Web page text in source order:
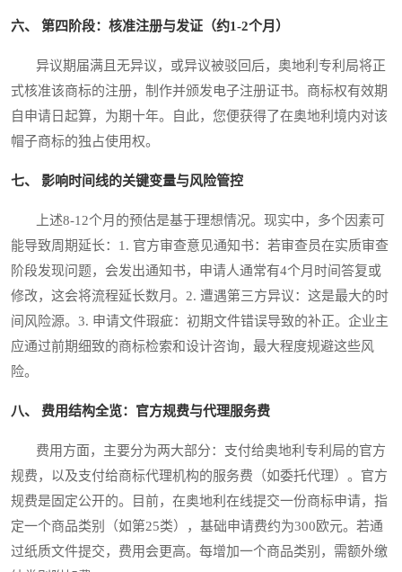
六、 第四阶段：核准注册与发证（约1-2个月）
异议期届满且无异议，或异议被驳回后，奥地利专利局将正
式核准该商标的注册，制作并颁发电子注册证书。商标权有效期
自申请日起算，为期十年。自此，您便获得了在奥地利境内对该
帽子商标的独占使用权。
七、 影响时间线的关键变量与风险管控
上述8-12个月的预估是基于理想情况。现实中，多个因素可
能导致周期延长：1. 官方审查意见通知书：若审查员在实质审查
阶段发现问题，会发出通知书，申请人通常有4个月时间答复或
修改，这会将流程延长数月。2. 遭遇第三方异议：这是最大的时
间风险源。3. 申请文件瑕疵：初期文件错误导致的补正。企业主
应通过前期细致的商标检索和设计咨询，最大程度规避这些风
险。
八、 费用结构全览：官方规费与代理服务费
费用方面，主要分为两大部分：支付给奥地利专利局的官方
规费，以及支付给商标代理机构的服务费（如委托代理）。官方
规费是固定公开的。目前，在奥地利在线提交一份商标申请，指
定一个商品类别（如第25类），基础申请费约为300欧元。若通
过纸质文件提交，费用会更高。每增加一个商品类别，需额外缴